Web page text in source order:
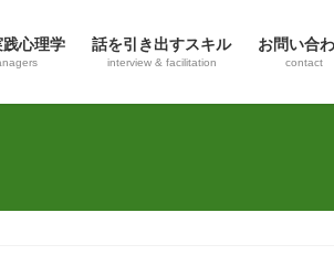
心理学 話を引き出すスキル
interview & facilitation
お問い合
contact